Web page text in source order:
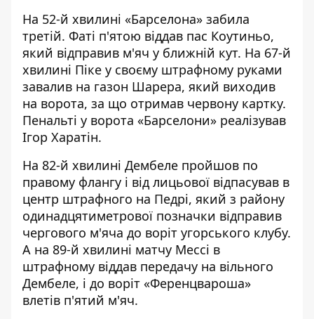
На 52-й хвилині «Барселона» забила
третій. Фаті п'ятою віддав пас Коутиньо,
який відправив м'яч у ближній кут. На 67-й
хвилині Піке у своєму штрафному руками
завалив на газон Шарера, який виходив
на ворота, за що отримав червону картку.
Пенальті у ворота «Барселони» реалізував
Ігор Харатін.
На 82-й хвилині Дембеле пройшов по
правому флангу і від лицьової відпасував в
центр штрафного на Педрі, який з району
одинадцятиметрової позначки відправив
чергового м'яча до воріт угорського клубу.
А на 89-й хвилині матчу Мессі в
штрафному віддав передачу на вільного
Дембеле, і до воріт «Ференцвароша»
влетів п'ятий м'яч.